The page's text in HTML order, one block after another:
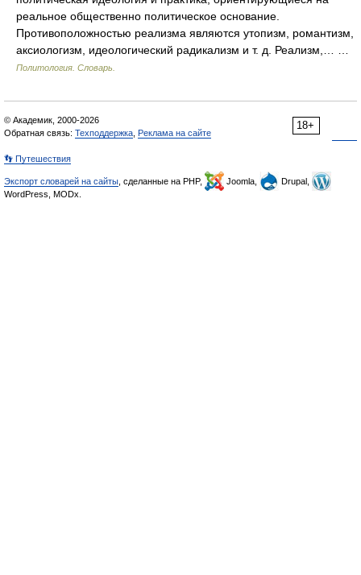
реальное общественно политическое основание.
Противоположностью реализма являются утопизм, романтизм,
аксиологизм, идеологический радикализм и т. д. Реализм,… …
Политология. Словарь.
18+
© Академик, 2000-2026
Обратная связь: Техподдержка Реклама на сайте
👣 Путешествия
Экспорт словарей на сайты , сделанные на PHP, Joomla,
Drupal,
WordPress, MODx.